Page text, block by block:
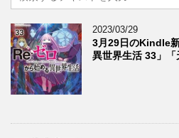
2023/03/29
3月29日のKindle
異世界生活 33」